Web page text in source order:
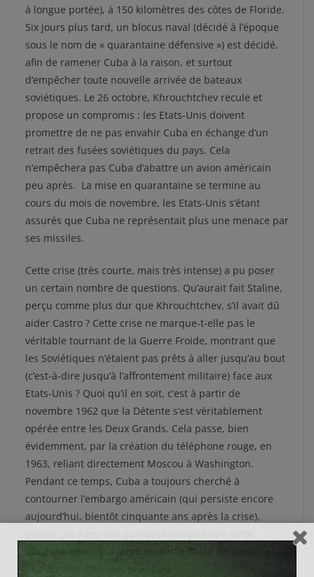
à longue portée), à 150 kilomètres des côtes de Floride.
Six jours plus tard, un blocus naval (décidé à l’époque
sous le nom de « quarantaine défensive ») est décidé,
afin de ramener Cuba à la raison, et surtout
d’empêcher toute nouvelle arrivée de bateaux
soviétiques. Le 26 octobre, Khrouchtchev recule et
propose un compromis : les Etats-Unis doivent
promettre de ne pas envahir Cuba en échange d’un
retrait des fusées soviétiques du pays. Cela
n’empêchera pas Cuba d’abattre un avion américain
peu après. La mise en quarantaine se termine au
cours du mois de novembre, les Etats-Unis s’étant
assurés que Cuba ne représentait plus une menace par
ses missiles.
Cette crise (très courte, mais très intense) a pu poser
un certain nombre de questions. Qu’aurait fait Staline,
perçu comme plus dur que Khrouchtchev, s’il avait dû
aider Castro ? Cette crise ne marque-t-elle pas le
véritable tournant de la Guerre Froide, montrant que
les Soviétiques n’étaient pas prêts à aller jusqu’au bout
(c’est-à-dire jusqu’à l’affrontement militaire) face aux
Etats-Unis ? Quoi qu’il en soit, c’est à partir de
novembre 1962 que la Détente s’est véritablement
opérée entre les Deux Grands. Cela passe, bien
évidemment, par la création du téléphone rouge, en
1963, reliant directement Moscou à Washington.
Pendant ce temps, Cuba a toujours cherché à
contourner l’embargo américain (qui persiste encore
aujourd’hui, bientôt cinquante ans après la crise),
fameuse crise, et a alors rejoint le Pacte de Varsovie
une dizaine d’années plus tard.